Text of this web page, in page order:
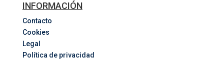
INFORMACIÓN
Contacto
Cookies
Legal
Política de privacidad